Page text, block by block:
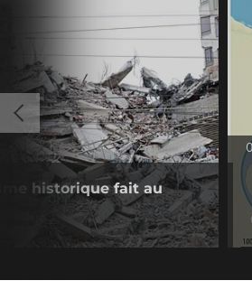
historique fait au